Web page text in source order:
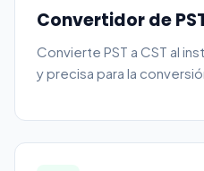
Convertidor de
Convierte PST a CST al
y precisa para la